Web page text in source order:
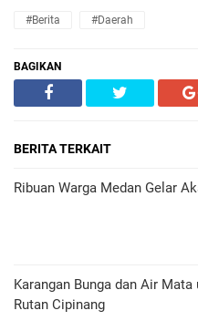
#Berita #Daerah
BAGIKAN
BERITA TERKAIT
Ribuan Warga Medan Gelar
Karangan Bunga dan Air
Rutan Cipinang